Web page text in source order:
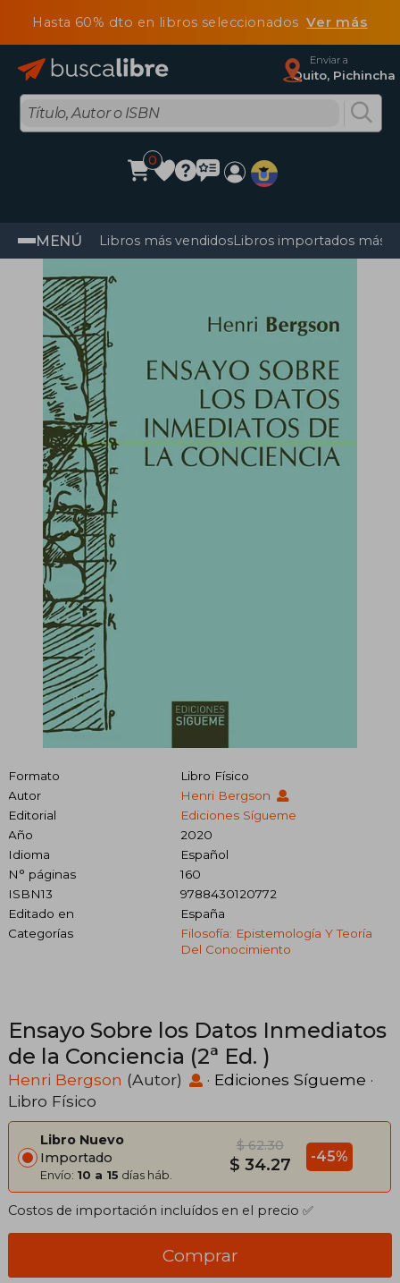
Hasta 60% dto en libros seleccionadosVer más
Enviar a
Quito, Pichincha
0
MENÚ Libros más vendidosLibros importados más
Formato
Libro Físico
Autor
Henri Bergson
Editorial
Ediciones Sígueme
Año
2020
Idioma
Español
N° páginas
160
ISBN13
9788430120772
Editado en
España
Categorías
Filosofía: Epistemología Y Teoría
Del Conocimiento
Ensayo Sobre los Datos Inmediatos
de la Conciencia (2ª Ed. )
Henri Bergson (Autor) · Ediciones Sígueme ·
Libro Físico
Libro Nuevo
Importado
Envío: 10 a 15 días háb.
$ 62.30
$ 34.27 -45%
Costos de importación incluídos en el precio ✅
Comprar